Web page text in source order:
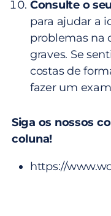
Consulte o
para ajudar a
problemas na
graves. Se
costas de
fazer um
Siga os nossos
coluna!
https://